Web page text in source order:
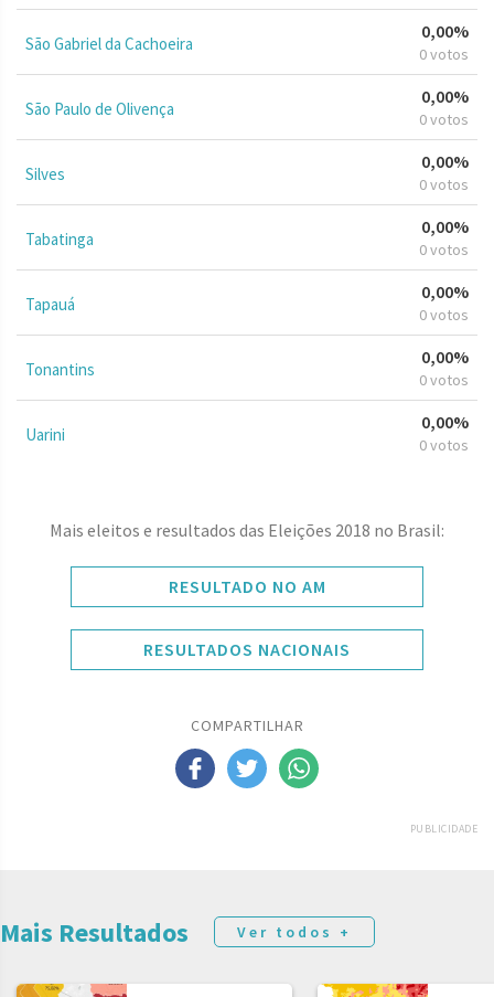
São Gabriel da Cachoeira
0,00%
0 votos
São Paulo de Olivença
0,00%
0 votos
Silves
0,00%
0 votos
Tabatinga
0,00%
0 votos
Tapauá
0,00%
0 votos
Tonantins
0,00%
0 votos
Uarini
0,00%
0 votos
Mais eleitos e resultados das Eleições 2018 no Brasil:
RESULTADO NO AM
RESULTADOS NACIONAIS
COMPARTILHAR
PUBLICIDADE
Mais Resultados Ver todos +